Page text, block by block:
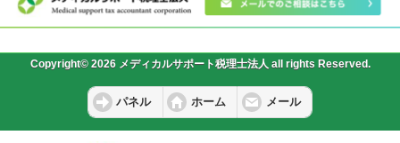
Copyright© 2026 メディカルサポート税理士法人 all rights Reserved.
パネル ホーム メール